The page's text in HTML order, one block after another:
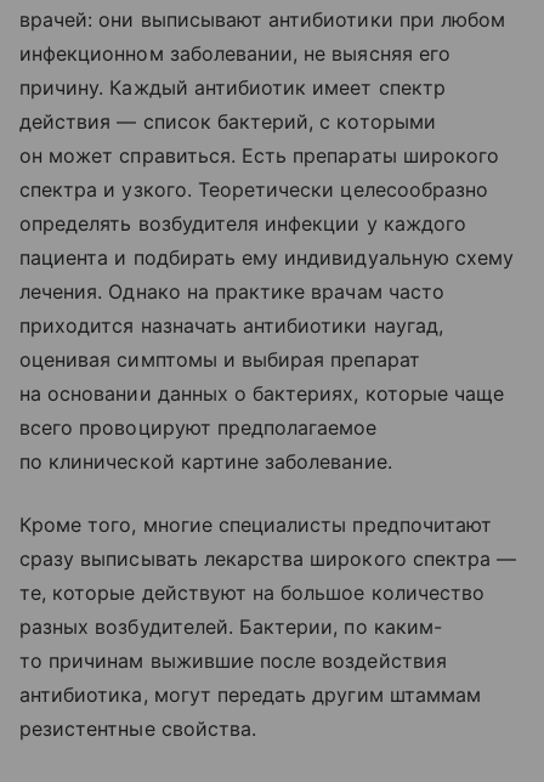
врачей: они выписывают антибиотики при любом
инфекционном заболевании, не выясняя его
причину. Каждый антибиотик имеет спектр
действия — список бактерий, с которыми
он может справиться. Есть препараты широкого
спектра и узкого. Теоретически целесообразно
определять возбудителя инфекции у каждого
пациента и подбирать ему индивидуальную схему
лечения. Однако на практике врачам часто
приходится назначать антибиотики наугад,
оценивая симптомы и выбирая препарат
на основании данных о бактериях, которые чаще
всего провоцируют предполагаемое
по клинической картине заболевание.
Кроме того, многие специалисты предпочитают
сразу выписывать лекарства широкого спектра —
те, которые действуют на большое количество
разных возбудителей. Бактерии, по каким-
то причинам выжившие после воздействия
антибиотика, могут передать другим штаммам
резистентные свойства.